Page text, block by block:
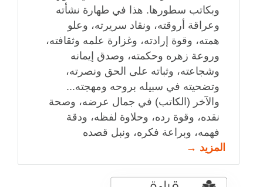
وبكاتب سطورها. هذا في طهارة نشأته
وعراقة أروقته، ونقاد سريرته، وعلو
همته، وقوة إرادته، وغزارة علمه وثقافته،
وروعة زهره وحكمته، وصدق إيمانه
وشجاعته، وثباته على الحق ونصرته،
وتضحيته في سبيله بروحه ومهجته...
والآخر (الكاتب) في جمال عرضه، وصحة
نقده، وقوة رده، وحلاوة لفظه، ودقة
فهمه، وبراعة فكره، ونبل قصده
المزيد →